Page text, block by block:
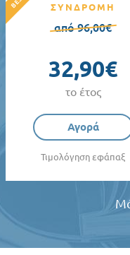
ΣΥΝΔΡΟΜΗ
από 96,00€
32,90€
το έτος
Αγορά
Τιμολόγηση εφάπαξ